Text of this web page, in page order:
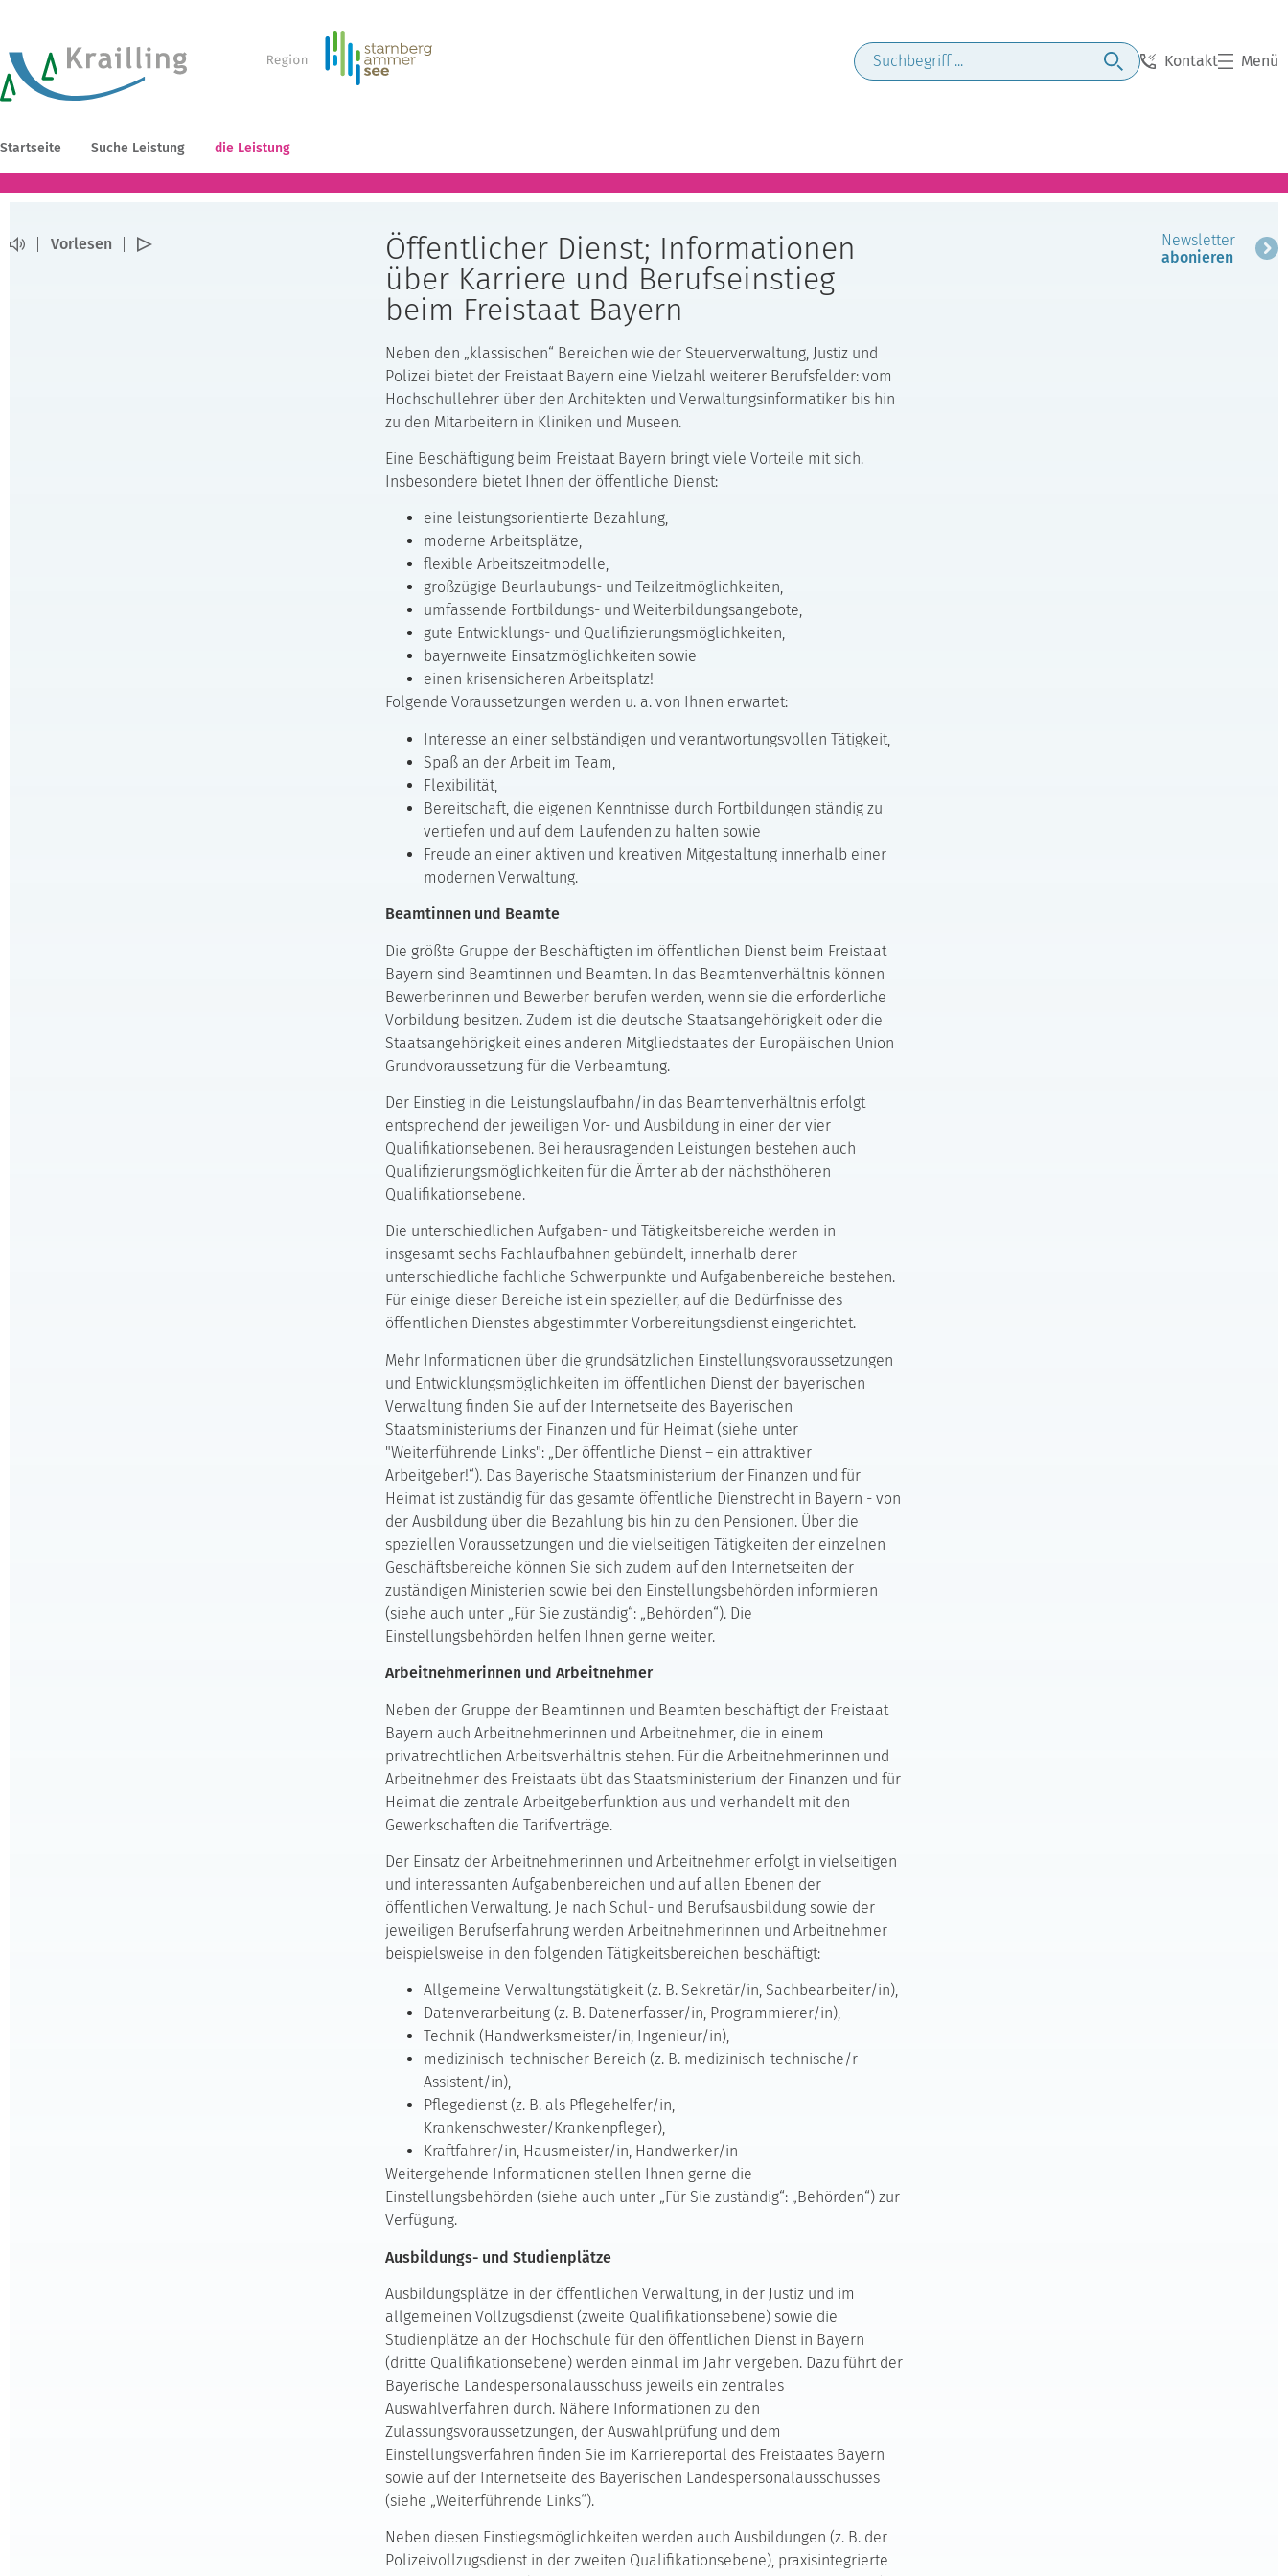
Kontakt Menü
Startseite Suche Leistung die Leistung
Vorlesen
Öffentlicher Dienst; Informationen
über Karriere und Berufseinstieg
beim Freistaat Bayern
Neben den „klassischen“ Bereichen wie der Steuerverwaltung, Justiz und
Polizei bietet der Freistaat Bayern eine Vielzahl weiterer Berufsfelder: vom
Hochschullehrer über den Architekten und Verwaltungsinformatiker bis hin
zu den Mitarbeitern in Kliniken und Museen.
Eine Beschäftigung beim Freistaat Bayern bringt viele Vorteile mit sich.
Insbesondere bietet Ihnen der öffentliche Dienst:
eine leistungsorientierte Bezahlung,
moderne Arbeitsplätze,
flexible Arbeitszeitmodelle,
großzügige Beurlaubungs- und Teilzeitmöglichkeiten,
umfassende Fortbildungs- und Weiterbildungsangebote,
gute Entwicklungs- und Qualifizierungsmöglichkeiten,
bayernweite Einsatzmöglichkeiten sowie
einen krisensicheren Arbeitsplatz!
Folgende Voraussetzungen werden u. a. von Ihnen erwartet:
Interesse an einer selbständigen und verantwortungsvollen Tätigkeit,
Spaß an der Arbeit im Team,
Flexibilität,
Bereitschaft, die eigenen Kenntnisse durch Fortbildungen ständig zu
vertiefen und auf dem Laufenden zu halten sowie
Freude an einer aktiven und kreativen Mitgestaltung innerhalb einer
modernen Verwaltung.
Beamtinnen und Beamte
Die größte Gruppe der Beschäftigten im öffentlichen Dienst beim Freistaat
Bayern sind Beamtinnen und Beamten. In das Beamtenverhältnis können
Bewerberinnen und Bewerber berufen werden, wenn sie die erforderliche
Vorbildung besitzen. Zudem ist die deutsche Staatsangehörigkeit oder die
Staatsangehörigkeit eines anderen Mitgliedstaates der Europäischen Union
Grundvoraussetzung für die Verbeamtung.
Der Einstieg in die Leistungslaufbahn/in das Beamtenverhältnis erfolgt
entsprechend der jeweiligen Vor- und Ausbildung in einer der vier
Qualifikationsebenen. Bei herausragenden Leistungen bestehen auch
Qualifizierungsmöglichkeiten für die Ämter ab der nächsthöheren
Qualifikationsebene.
Die unterschiedlichen Aufgaben- und Tätigkeitsbereiche werden in
insgesamt sechs Fachlaufbahnen gebündelt, innerhalb derer
unterschiedliche fachliche Schwerpunkte und Aufgabenbereiche bestehen.
Für einige dieser Bereiche ist ein spezieller, auf die Bedürfnisse des
öffentlichen Dienstes abgestimmter Vorbereitungsdienst eingerichtet.
Mehr Informationen über die grundsätzlichen Einstellungsvoraussetzungen
und Entwicklungsmöglichkeiten im öffentlichen Dienst der bayerischen
Verwaltung finden Sie auf der Internetseite des Bayerischen
Staatsministeriums der Finanzen und für Heimat (siehe unter
"Weiterführende Links": „Der öffentliche Dienst – ein attraktiver
Arbeitgeber!“). Das Bayerische Staatsministerium der Finanzen und für
Heimat ist zuständig für das gesamte öffentliche Dienstrecht in Bayern - von
der Ausbildung über die Bezahlung bis hin zu den Pensionen. Über die
speziellen Voraussetzungen und die vielseitigen Tätigkeiten der einzelnen
Geschäftsbereiche können Sie sich zudem auf den Internetseiten der
zuständigen Ministerien sowie bei den Einstellungsbehörden informieren
(siehe auch unter „Für Sie zuständig“: „Behörden“). Die
Einstellungsbehörden helfen Ihnen gerne weiter.
Arbeitnehmerinnen und Arbeitnehmer
Neben der Gruppe der Beamtinnen und Beamten beschäftigt der Freistaat
Bayern auch Arbeitnehmerinnen und Arbeitnehmer, die in einem
privatrechtlichen Arbeitsverhältnis stehen. Für die Arbeitnehmerinnen und
Arbeitnehmer des Freistaats übt das Staatsministerium der Finanzen und für
Heimat die zentrale Arbeitgeberfunktion aus und verhandelt mit den
Gewerkschaften die Tarifverträge.
Der Einsatz der Arbeitnehmerinnen und Arbeitnehmer erfolgt in vielseitigen
und interessanten Aufgabenbereichen und auf allen Ebenen der
öffentlichen Verwaltung. Je nach Schul- und Berufsausbildung sowie der
jeweiligen Berufserfahrung werden Arbeitnehmerinnen und Arbeitnehmer
beispielsweise in den folgenden Tätigkeitsbereichen beschäftigt:
Allgemeine Verwaltungstätigkeit (z. B. Sekretär/in, Sachbearbeiter/in),
Datenverarbeitung (z. B. Datenerfasser/in, Programmierer/in),
Technik (Handwerksmeister/in, Ingenieur/in),
medizinisch-technischer Bereich (z. B. medizinisch-technische/r
Assistent/in),
Pflegedienst (z. B. als Pflegehelfer/in,
Krankenschwester/Krankenpfleger),
Kraftfahrer/in, Hausmeister/in, Handwerker/in
Weitergehende Informationen stellen Ihnen gerne die
Einstellungsbehörden (siehe auch unter „Für Sie zuständig“: „Behörden“) zur
Verfügung.
Ausbildungs- und Studienplätze
Ausbildungsplätze in der öffentlichen Verwaltung, in der Justiz und im
allgemeinen Vollzugsdienst (zweite Qualifikationsebene) sowie die
Studienplätze an der Hochschule für den öffentlichen Dienst in Bayern
(dritte Qualifikationsebene) werden einmal im Jahr vergeben. Dazu führt der
Bayerische Landespersonalausschuss jeweils ein zentrales
Auswahlverfahren durch. Nähere Informationen zu den
Zulassungsvoraussetzungen, der Auswahlprüfung und dem
Einstellungsverfahren finden Sie im Karriereportal des Freistaates Bayern
sowie auf der Internetseite des Bayerischen Landespersonalausschusses
(siehe „Weiterführende Links“).
Neben diesen Einstiegsmöglichkeiten werden auch Ausbildungen (z. B. der
Polizeivollzugsdienst in der zweiten Qualifikationsebene), praxisintegrierte
Newsletter
abonieren